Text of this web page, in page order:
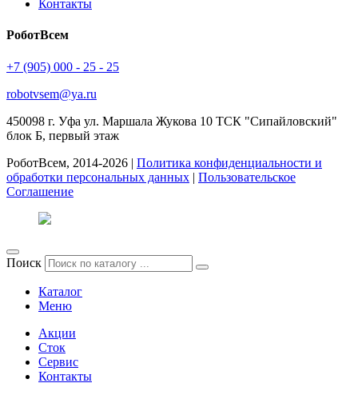
Контакты
РоботВсем
+7 (905) 000 - 25 - 25
robotvsem@ya.ru
450098 г. Уфа ул. Маршала Жукова 10 ТСК "Сипайловский"
блок Б, первый этаж
РоботВсем, 2014-2026 | Политика конфиденциальности и
обработки персональных данных | Пользовательское
Соглашение
Поиск
Каталог
Меню
Акции
Сток
Сервис
Контакты